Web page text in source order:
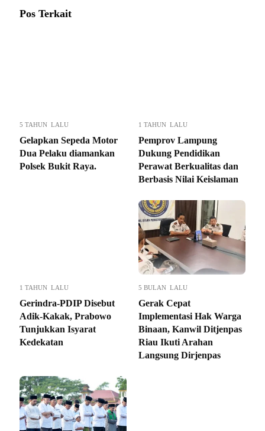
Pos Terkait
5 TAHUN LALU
Gelapkan Sepeda Motor
Dua Pelaku diamankan
Polsek Bukit Raya.
1 TAHUN LALU
Pemprov Lampung
Dukung Pendidikan
Perawat Berkualitas dan
Berbasis Nilai Keislaman
1 TAHUN LALU
Gerindra-PDIP Disebut
Adik-Kakak, Prabowo
Tunjukkan Isyarat
Kedekatan
5 BULAN LALU
Gerak Cepat
Implementasi Hak Warga
Binaan, Kanwil Ditjenpas
Riau Ikuti Arahan
Langsung Dirjenpas